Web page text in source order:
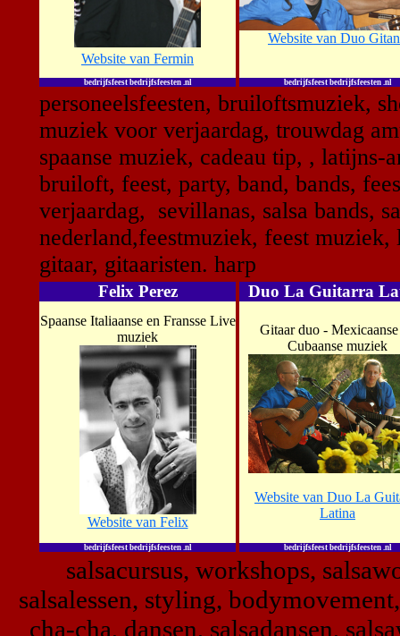
Website van Fermin
bedrijfsfeest bedrijfsfeesten .nl
Website van Duo
bedrijfsfeest bedrijfsfeesten .nl
personeelsfeesten, bruiloftsmuziek,
muziek voor verjaardag, trouwdag
spaanse muziek, cadeau tip, , latijns-
bruiloft, feest, party, band, bands,
verjaardag, sevillanas, salsa bands,
nederland,feestmuziek, feest
gitaar, gitaaristen. harp
Felix Perez
Spaanse Italiaanse en Fransse Live
muziek
Website van Felix
bedrijfsfeest bedrijfsfeesten .nl
Duo La Guitarra
Gitaar duo -
Cubaanse muziek
Website van Duo La
Latina
bedrijfsfeest bedrijfsfeesten .nl
salsacursus, workshops,
salsalessen, styling,
cha-cha, dansen, salsadansen,